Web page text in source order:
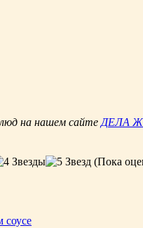
на нашем сайте ДЕЛА
(Пока
соусе